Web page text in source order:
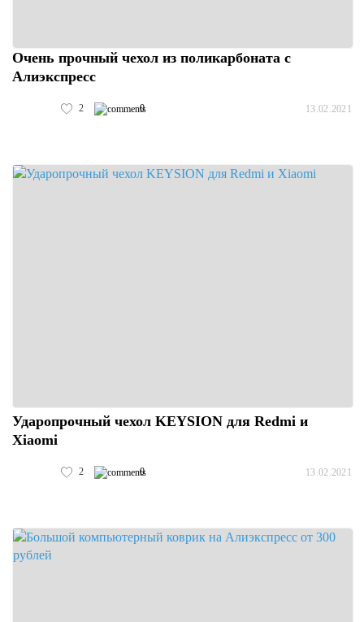
Очень прочный чехол из поликарбоната с
Алиэкспресс
2 0 13.02.2021
Ударопрочный чехол KEYSION для Redmi и
Xiaomi
2 0 13.02.2021